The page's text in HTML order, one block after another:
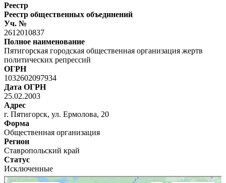
Реестр
Реестр общественных объединений
Уч. №
2612010837
Полное наименование
Пятигорская городская общественная организация жертв
политических репрессий
ОГРН
1032602097934
Дата ОГРН
25.02.2003
Адрес
г. Пятигорск, ул. Ермолова, 20
Форма
Общественная организация
Регион
Ставропольский край
Статус
Исключенные